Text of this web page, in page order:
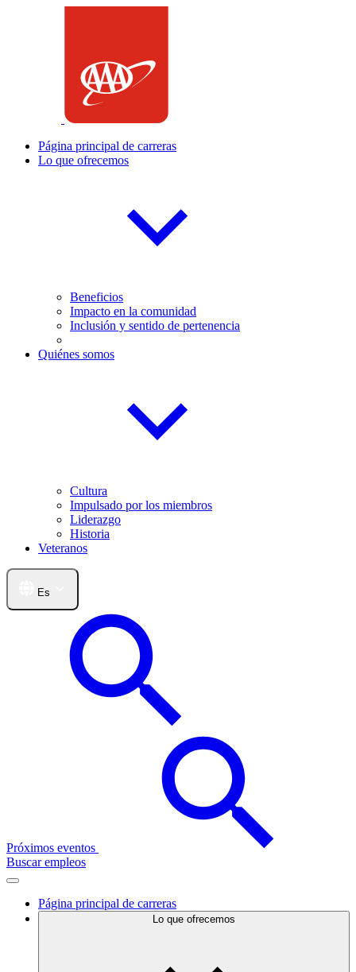
Página principal de carreras
Lo que ofrecemos
Beneficios
Impacto en la comunidad
Inclusión y sentido de pertenencia
Quiénes somos
Cultura
Impulsado por los miembros
Liderazgo
Historia
Veteranos
Es
Próximos eventos
Buscar empleos
Página principal de carreras
Lo que ofrecemos